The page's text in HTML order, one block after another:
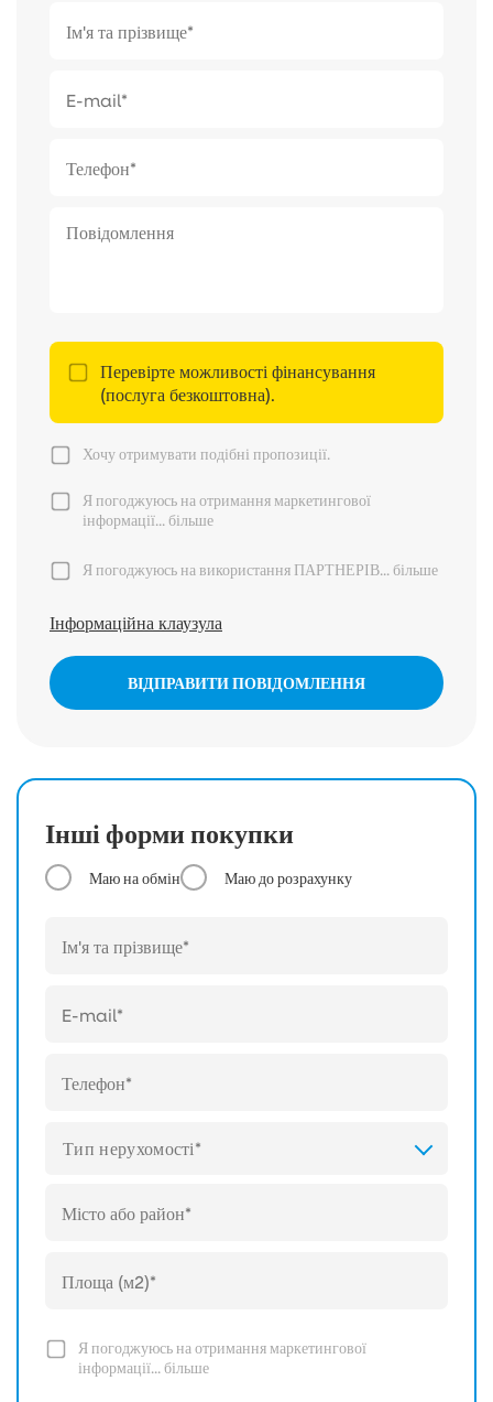
Перевірте можливості фінансування
(послуга безкоштовна).
Хочу отримувати подібні пропозиції.
Я погоджуюсь на отримання маркетингової
інформації...більше
Я погоджуюсь на використання ПАРТНЕРІВ...більше
Інформаційна клаузула
ВІДПРАВИТИ ПОВІДОМЛЕННЯ
Інші форми покупки
Маю на обмін Маю до розрахунку
Тип нерухомості*
Я погоджуюсь на отримання маркетингової
інформації...більше